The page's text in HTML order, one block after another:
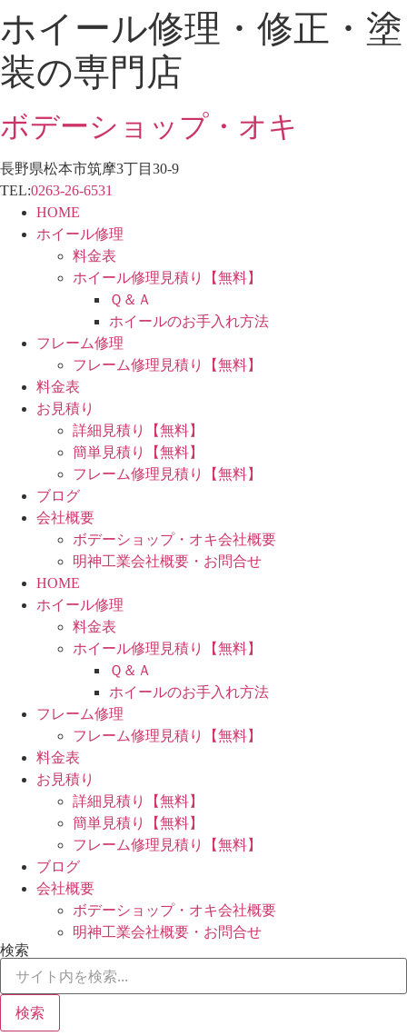
ン
テ
ン
に
キ
ッ
ホイール修理・修正・塗
装の専門店
ボデーショップ・オキ
長野県松本市筑摩3丁目30-9
TEL:0263-26-6531
HOME
ホイール修理
料金表
ホイール修理見積り【無料】
Ｑ＆Ａ
ホイールのお手入れ方法
フレーム修理
フレーム修理見積り【無料】
料金表
お見積り
詳細見積り【無料】
簡単見積り【無料】
フレーム修理見積り【無料】
ブログ
会社概要
ボデーショップ・オキ会社概要
明神工業会社概要・お問合せ
HOME
ホイール修理
料金表
ホイール修理見積り【無料】
Ｑ＆Ａ
ホイールのお手入れ方法
フレーム修理
フレーム修理見積り【無料】
料金表
お見積り
詳細見積り【無料】
簡単見積り【無料】
フレーム修理見積り【無料】
ブログ
会社概要
ボデーショップ・オキ会社概要
明神工業会社概要・お問合せ
検索
検索